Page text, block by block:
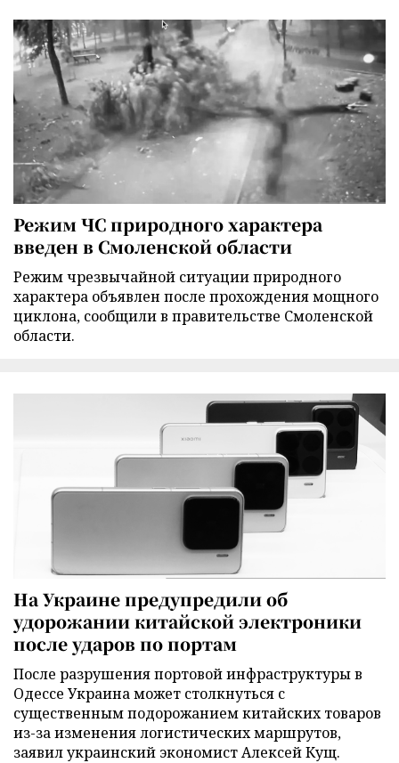
Режим ЧС природного характера
введен в Смоленской области
Режим чрезвычайной ситуации природного
характера объявлен после прохождения мощного
циклона, сообщили в правительстве Смоленской
области.
На Украине предупредили об
удорожании китайской электроники
после ударов по портам
После разрушения портовой инфраструктуры в
Одессе Украина может столкнуться с
существенным подорожанием китайских товаров
из-за изменения логистических маршрутов,
заявил украинский экономист Алексей Кущ.